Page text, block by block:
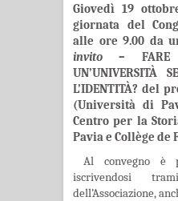
Giovedì 19
giornata del
alle ore 9.00 da
invito – FARE
UN’UNIVERSITÀ
L’IDENTITÀ? del
(Università di
Centro per la
Pavia e Collège de
Al convegno è
iscrivendosi
dell’Associazione,